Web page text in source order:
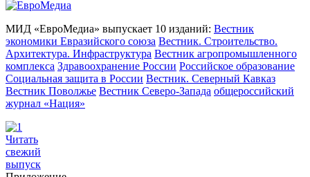
МИД «ЕвроМедиа» выпускает 10 изданий: Вестник
экономики Евразийского союза Вестник. Строительство.
Архитектура. Инфраструктура Вестник агропромышленного
комплекса Здравоохранение России Российское образование
Социальная защита в России Вестник. Северный Кавказ
Вестник Поволжье Вестник Северо-Запада общероссийский
журнал «Нация»
Читать
свежий
выпуск